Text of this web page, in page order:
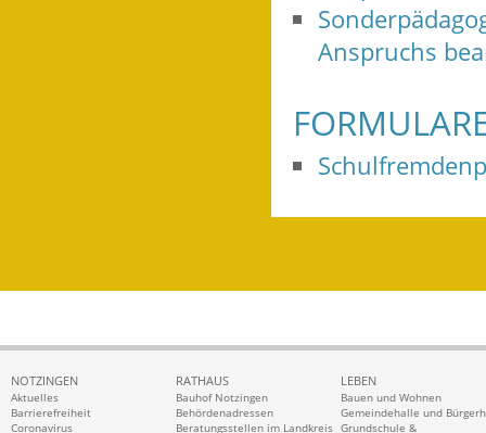
Anspruchs
NOTZINGEN
Aktuelles
Barrierefreiheit
Coronavirus
RATHAUS
Bauhof Notzingen
Behördenadressen
Beratungsstellen im Landkreis
LEBEN
Bauen und Wohnen
Gemeindehalle und
Grundschule &